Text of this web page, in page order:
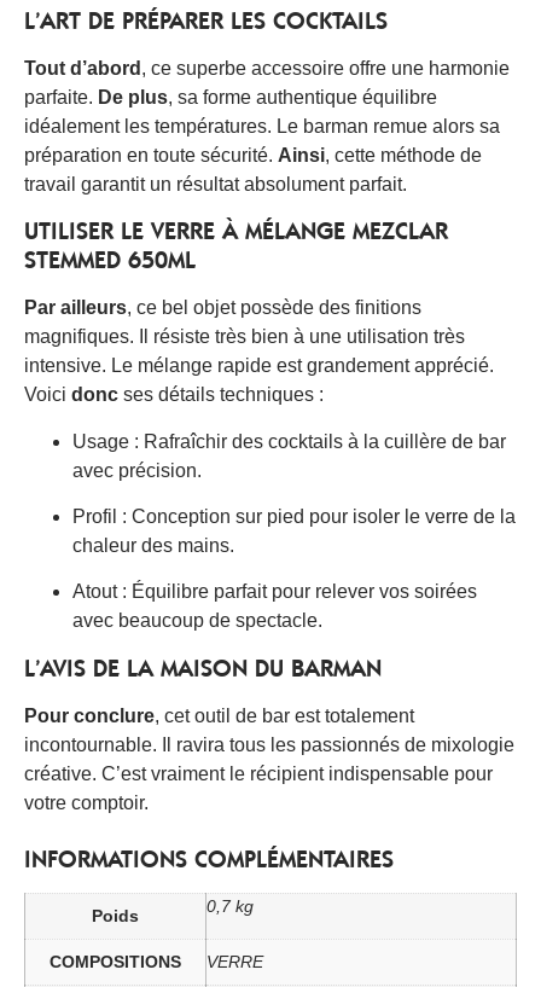
L’ART DE PRÉPARER LES COCKTAILS
Tout d’abord , ce superbe accessoire offre une harmonie
parfaite. De plus, sa forme authentique équilibre
idéalement les températures. Le barman remue alors sa
préparation en toute sécurité. Ainsi, cette méthode de
travail garantit un résultat absolument parfait.
UTILISER LE VERRE À MÉLANGE MEZCLAR
STEMMED 650ML
Par ailleurs, ce bel objet possède des finitions
magnifiques. Il résiste très bien à une utilisation très
intensive. Le mélange rapide est grandement apprécié.
Voici donc ses détails techniques :
Usage : Rafraîchir des cocktails à la cuillère de bar
avec précision.
Profil : Conception sur pied pour isoler le verre de la
chaleur des mains.
Atout : Équilibre parfait pour relever vos soirées
avec beaucoup de spectacle.
L’AVIS DE LA MAISON DU BARMAN
Pour conclure, cet outil de bar est totalement
incontournable. Il ravira tous les passionnés de mixologie
créative. C’est vraiment le récipient indispensable pour
votre comptoir.
INFORMATIONS COMPLÉMENTAIRES
Poids 0,7 kg
COMPOSITIONS VERRE